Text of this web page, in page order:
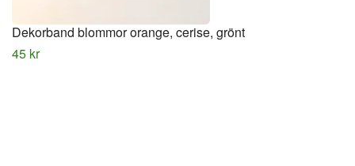
Dekorband blommor orange, cerise, grönt
45 kr